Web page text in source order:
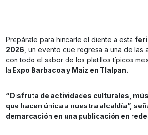
Prepárate para hincarle el diente a esta
2026, un evento que regresa a una de las
con todo el sabor de los platillos típicos
la Expo Barbacoa y Maíz en Tlalpan.
“Disfruta de actividades culturales,
que hacen única a nuestra alcaldía”,
demarcación en una publicación en